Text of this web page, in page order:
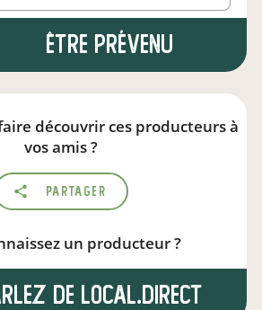
Être prévenu
découvrir ces producteurs à
vos amis ?
Partager
un producteur ?
de local.direct